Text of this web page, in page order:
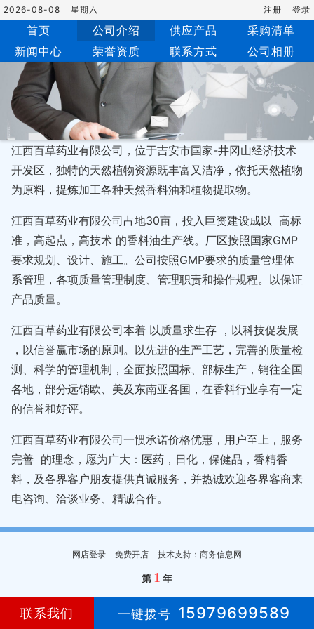
2026-08-08 星期六 注册 登录
首页 公司介绍 供应产品
采购清单
新闻中心
荣誉资质 联系方式 公司相册
江西百草药业有限公司，位于吉安市国家-井冈山经济技术
开发区，独特的天然植物资源既丰富又洁净，依托天然植物
为原料，提炼加工各种天然香料油和植物提取物。
江西百草药业有限公司占地30亩，投入巨资建设成以 高标
准，高起点，高技术 的香料油生产线。厂区按照国家GMP
要求规划、设计、施工。公司按照GMP要求的质量管理体
系管理，各项质量管理制度、管理职责和操作规程。以保证
产品质量。
江西百草药业有限公司本着 以质量求生存 ，以科技促发展
，以信誉赢市场的原则。以先进的生产工艺，完善的质量检
测、科学的管理机制，全面按照国标、部标生产，销往全国
各地，部分远销欧、美及东南亚各国，在香料行业享有一定
的信誉和好评。
江西百草药业有限公司一惯承诺价格优惠，用户至上，服务
完善 的理念，愿为广大：医药，日化，保健品，香精香
料，及各界客户朋友提供真诚服务，并热诚欢迎各界客商来
电咨询、洽谈业务、精诚合作。
网店登录 免费开店 技术支持：商务信息网
第 1 年
联系我们 一键拨号 15979699589